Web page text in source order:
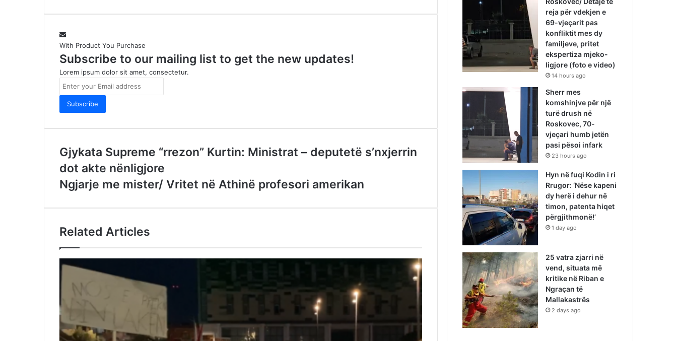
With Product You Purchase
Subscribe to our mailing list to get the new updates!
Lorem ipsum dolor sit amet, consectetur.
Enter
your
Email
address
Gjykata Supreme “rrezon” Kurtin: Ministrat – deputetë s’nxjerrin
dot akte nënligjore
Ngjarje me mister/ Vritet në Athinë profesori amerikan
Related Articles
reja për vdekjen e
69-vjeçarit pas
konfliktit mes dy
familjeve, pritet
ekspertiza mjeko-
ligjore (foto e video)
14 hours ago
Sherr mes
komshinjve për një
turë drush në
Roskovec, 70-
vjeçari humb jetën
pasi pësoi infark
23 hours ago
Hyn në fuqi Kodin i ri
Rrugor: ‘Nëse kapeni
dy herë i dehur në
timon, patenta hiqet
përgjithmonë!’
1 day ago
25 vatra zjarri në
vend, situata më
kritike në Riban e
Ngraçan të
Mallakastrës
2 days ago